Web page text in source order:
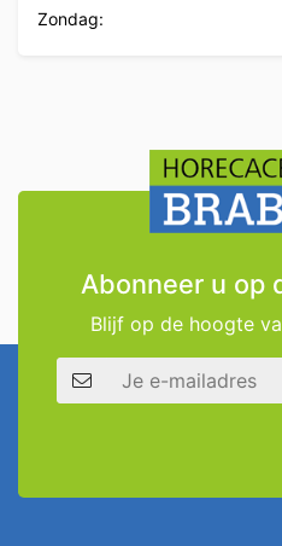
Zondag:
Abonneer u op
Blijf op de hoogte
E-mailadres